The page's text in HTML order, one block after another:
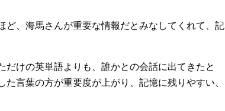
ど、海馬さんが重要な情報だとみなしてくれて、記
だけの英単語よりも、誰かとの会話に出てきたと
言葉の方が重要度が上がり、記憶に残りやすい、